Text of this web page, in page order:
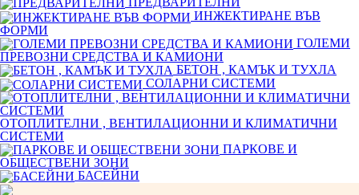
ИНЖЕКТИРАНЕ ВЪВ
ФОРМИ
ГОЛЕМИ
ПРЕВОЗНИ СРЕДСТВА И КАМИОНИ
БЕТОН , КАМЪК И ТУХЛА
СОЛАРНИ СИСТЕМИ
ОТОПЛИТЕЛНИ , ВЕНТИЛАЦИОННИ И КЛИМАТИЧНИ
СИСТЕМИ
ПАРКОВЕ И
ОБЩЕСТВЕНИ ЗОНИ
БАСЕЙНИ